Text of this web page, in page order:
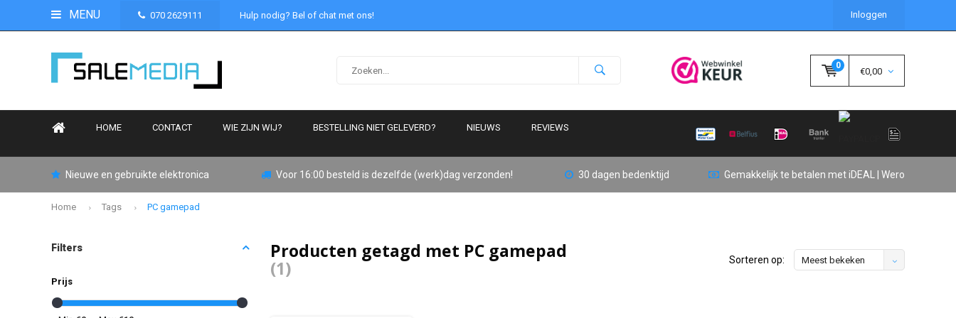
MENU 070 2629111 Hulp nodig? Bel of chat met ons! Inloggen
0
€0,00
HOME CONTACT WIE ZIJN WIJ? BESTELLING NIET GELEVERD? NIEUWS REVIEWS
Nieuwe en gebruikte elektronica Voor 16:00 besteld is dezelfde (werk)dag verzonden! 30 dagen bedenktijd Gemakkelijk te betalen met iDEAL | Wero
Home Tags PC gamepad
Filters
Prijs
Producten getagd met PC gamepad
(1) Sorteren op: Meest bekeken